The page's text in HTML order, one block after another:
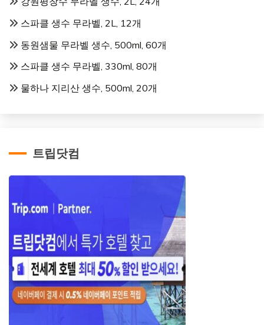
스파클 생수 무라벨, 2L, 12개
동원샘물 무라벨 생수, 500ml, 60개
스파클 생수 무라벨, 330ml, 80개
물하나 지리산 생수, 500ml, 20개
트립닷컴